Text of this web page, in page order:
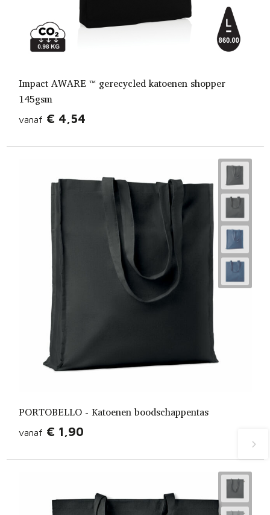
Impact AWARE ™ gerecycled katoenen shopper
145gsm
vanaf € 4,54
PORTOBELLO - Katoenen boodschappentas
vanaf € 1,90